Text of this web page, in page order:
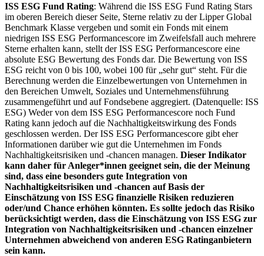
ISS ESG Fund Rating: Während die ISS ESG Fund Rating Stars
im oberen Bereich dieser Seite, Sterne relativ zu der Lipper Global
Benchmark Klasse vergeben und somit ein Fonds mit einem
niedrigen ISS ESG Performancescore im Zweifelsfall auch mehrere
Sterne erhalten kann, stellt der ISS ESG Performancescore eine
absolute ESG Bewertung des Fonds dar. Die Bewertung von ISS
ESG reicht von 0 bis 100, wobei 100 für „sehr gut“ steht. Für die
Berechnung werden die Einzelbewertungen von Unternehmen in
den Bereichen Umwelt, Soziales und Unternehmensführung
zusammengeführt und auf Fondsebene aggregiert. (Datenquelle: ISS
ESG) Weder von dem ISS ESG Performancescore noch Fund
Rating kann jedoch auf die Nachhaltigkeitswirkung des Fonds
geschlossen werden. Der ISS ESG Performancescore gibt eher
Informationen darüber wie gut die Unternehmen im Fonds
Nachhaltigkeitsrisiken und -chancen managen. Dieser Indikator
kann daher für Anleger*innen geeignet sein, die der Meinung
sind, dass eine besonders gute Integration von
Nachhaltigkeitsrisiken und -chancen auf Basis der
Einschätzung von ISS ESG finanzielle Risiken reduzieren
oder/und Chance erhöhen könnten. Es sollte jedoch das Risiko
berücksichtigt werden, dass die Einschätzung von ISS ESG zur
Integration von Nachhaltigkeitsrisiken und -chancen einzelner
Unternehmen abweichend von anderen ESG Ratinganbietern
sein kann.